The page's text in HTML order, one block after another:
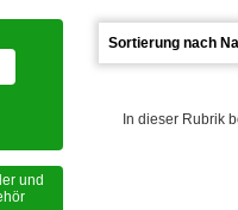
In dieser Rubrik
und